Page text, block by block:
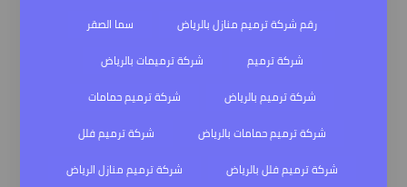
رقم شركة ترميم منازل بالرياض
سما الصقر
شركة ترميم
شركة ترميمات بالرياض
شركة ترميم بالرياض
شركة ترميم حمامات
شركة ترميم حمامات بالرياض
شركة ترميم فلل
شركة ترميم فلل بالرياض
شركة ترميم منازل الرياض